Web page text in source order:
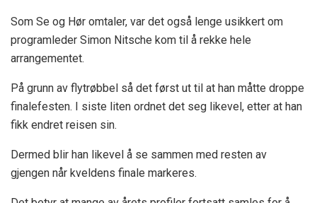
Som Se og Hør omtaler, var det også lenge usikkert om
programleder Simon Nitsche kom til å rekke hele
arrangementet.
På grunn av flytrøbbel så det først ut til at han måtte droppe
finalefesten. I siste liten ordnet det seg likevel, etter at han
fikk endret reisen sin.
Dermed blir han likevel å se sammen med resten av
gjengen når kveldens finale markeres.